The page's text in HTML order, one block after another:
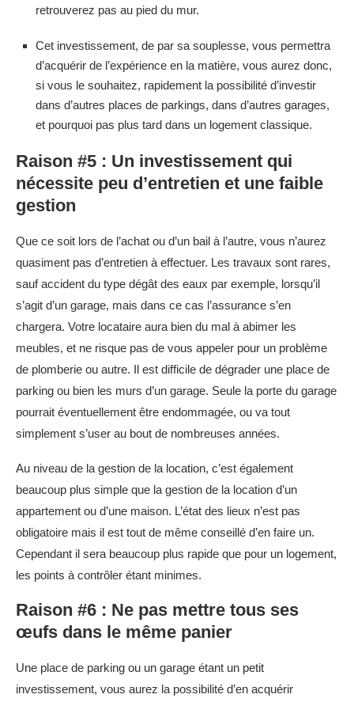
retrouverez pas au pied du mur.
Cet investissement, de par sa souplesse, vous permettra
d’acquérir de l’expérience en la matière, vous aurez donc,
si vous le souhaitez, rapidement la possibilité d’investir
dans d’autres places de parkings, dans d’autres garages,
et pourquoi pas plus tard dans un logement classique.
Raison #5 : Un investissement qui
nécessite peu d’entretien et une faible
gestion
Que ce soit lors de l’achat ou d’un bail à l’autre, vous n’aurez
quasiment pas d’entretien à effectuer. Les travaux sont rares,
sauf accident du type dégât des eaux par exemple, lorsqu’il
s’agit d’un garage, mais dans ce cas l’assurance s’en
chargera. Votre locataire aura bien du mal à abimer les
meubles, et ne risque pas de vous appeler pour un problème
de plomberie ou autre. Il est difficile de dégrader une place de
parking ou bien les murs d’un garage. Seule la porte du garage
pourrait éventuellement être endommagée, ou va tout
simplement s’user au bout de nombreuses années.
Au niveau de la gestion de la location, c’est également
beaucoup plus simple que la gestion de la location d’un
appartement ou d’une maison. L’état des lieux n’est pas
obligatoire mais il est tout de même conseillé d’en faire un.
Cependant il sera beaucoup plus rapide que pour un logement,
les points à contrôler étant minimes.
Raison #6 : Ne pas mettre tous ses
œufs dans le même panier
Une place de parking ou un garage étant un petit
investissement, vous aurez la possibilité d’en acquérir